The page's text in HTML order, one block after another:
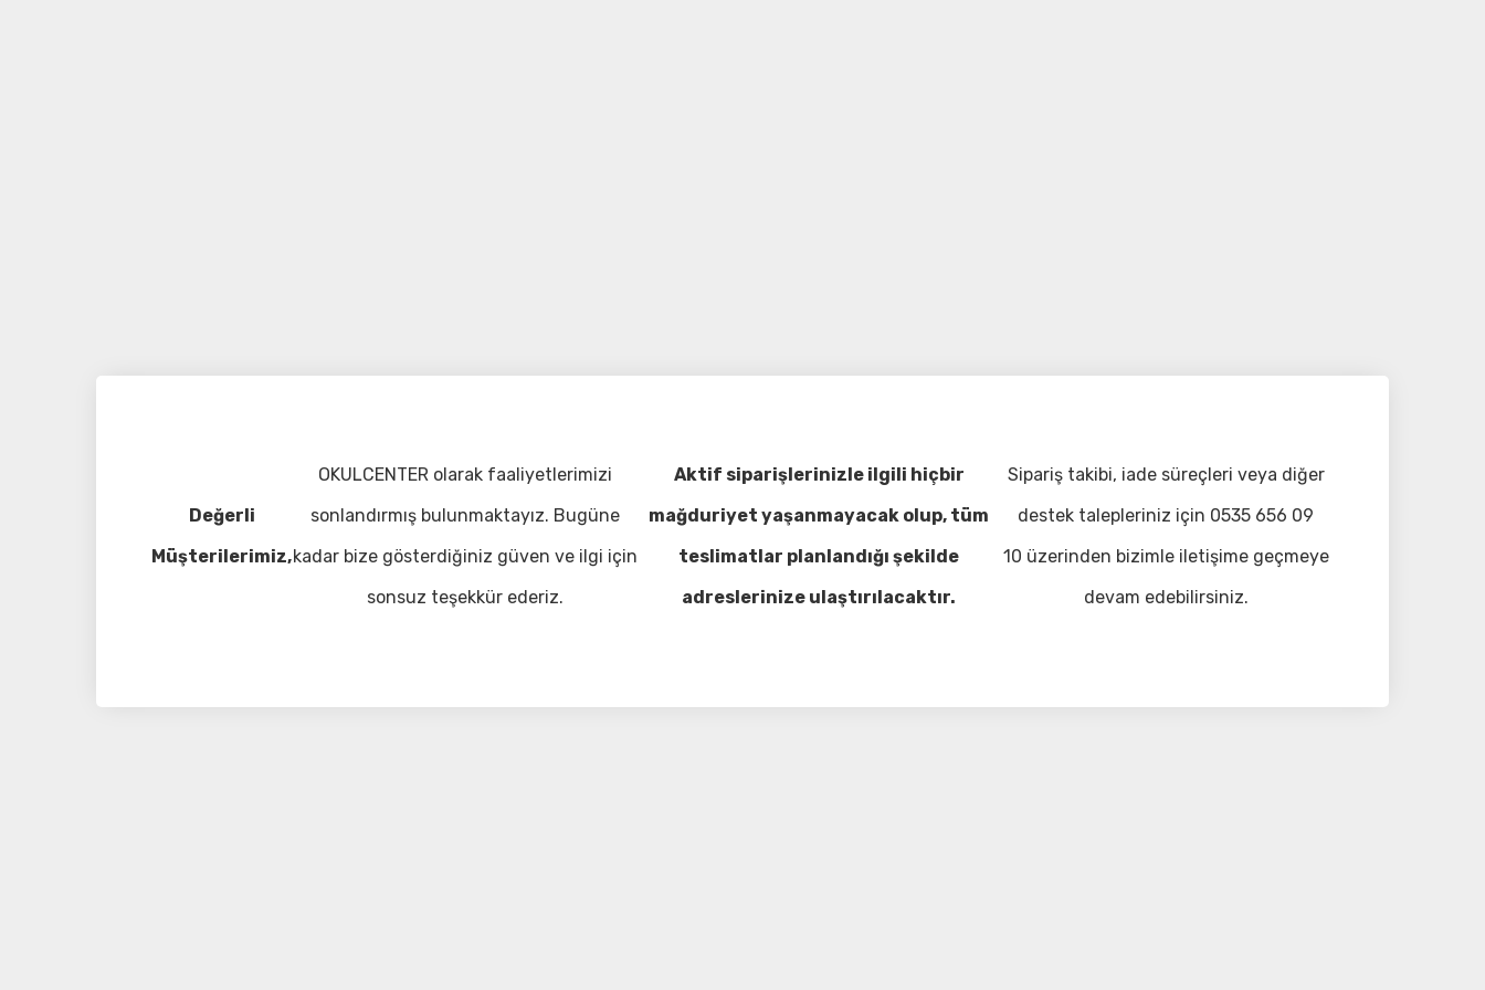
Değerli
Müşterilerimiz,
OKULCENTER olarak faaliyetlerimizi
sonlandırmış bulunmaktayız. Bugüne
kadar bize gösterdiğiniz güven ve ilgi için
sonsuz teşekkür ederiz.
Aktif siparişlerinizle ilgili hiçbir
mağduriyet yaşanmayacak olup, tüm
teslimatlar planlandığı şekilde
adreslerinize ulaştırılacaktır.
Sipariş takibi, iade süreçleri veya diğer
destek talepleriniz için 0535 656 09
10 üzerinden bizimle iletişime geçmeye
devam edebilirsiniz.